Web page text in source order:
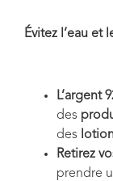
Évitez l’eau et
L’argent
des
des
Retirez
prendre